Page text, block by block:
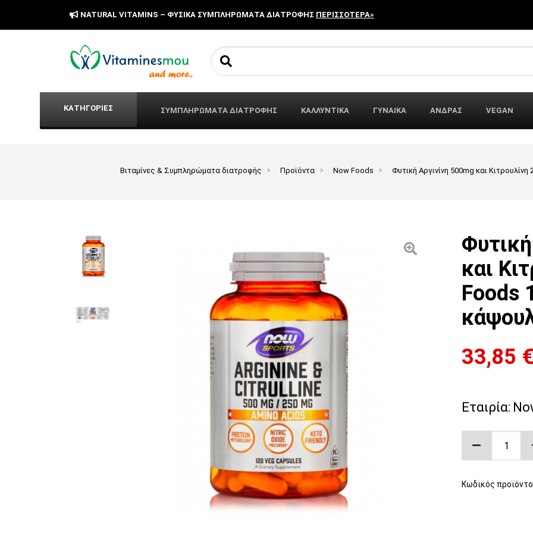
NATURAL VITAMINS – ΦΥΣΙΚΑ ΣΥΜΠΛΗΡΩΜΑΤΑ ΔΙΑΤΡΟΦΗΣ ΠΕΡΙΣΣΟΤΕΡΑ»
Search for:
ΚΑΤΗΓΟΡΙΕΣ ΣΥΜΠΛΗΡΩΜΑΤΑ ΔΙΑΤΡΟΦΗΣ ΚΑΛΛΥΝΤΙΚΑ ΓΥΝΑΙΚΑ ΑΝΔΡΑΣ VEGAN
Βιταμίνες & Συμπληρώματα διατροφής Προϊόντα Now Foods Φυτική Αργινίνη 500mg και
και
Foods
33,85 €
Εταιρία:
Φυτική
Κωδικός